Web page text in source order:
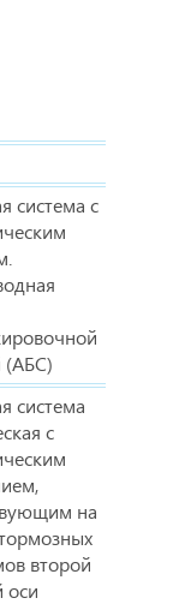
система с
(АБС)
система
с
на
второй
оси